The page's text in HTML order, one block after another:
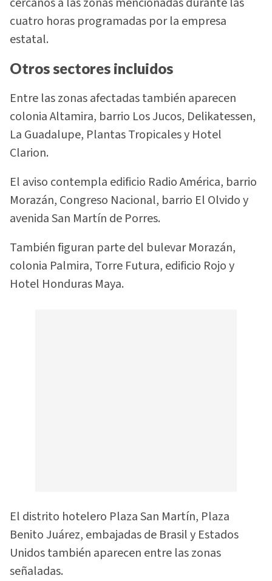
cuatro horas programadas por la empresa
estatal.
Otros sectores incluidos
Entre las zonas afectadas también aparecen
colonia Altamira, barrio Los Jucos, Delikatessen,
La Guadalupe, Plantas Tropicales y Hotel
Clarion.
El aviso contempla edificio Radio América, barrio
Morazán, Congreso Nacional, barrio El Olvido y
avenida San Martín de Porres.
También figuran parte del bulevar Morazán,
colonia Palmira, Torre Futura, edificio Rojo y
Hotel Honduras Maya.
El distrito hotelero Plaza San Martín, Plaza
Benito Juárez, embajadas de Brasil y Estados
Unidos también aparecen entre las zonas
señaladas.